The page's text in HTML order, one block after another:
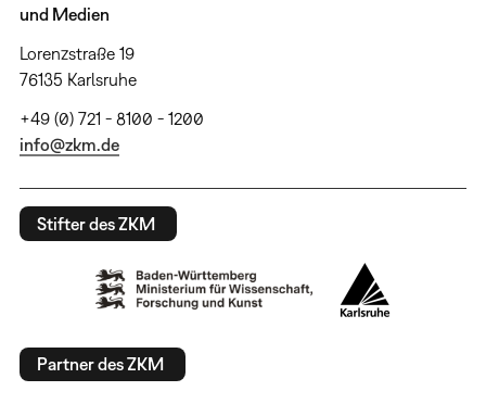
und Medien
Lorenzstraße 19
76135 Karlsruhe
+49 (0) 721 - 8100 - 1200
info@zkm.de
Stifter des ZKM
Partner des ZKM